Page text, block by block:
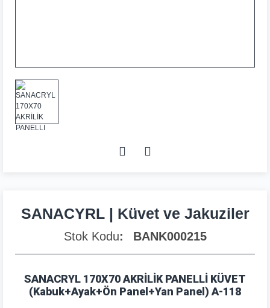
SANACYRL | Küvet ve Jakuziler
Stok Kodu BANK000215
SANACRYL 170X70 AKRİLİK PANELLİ KÜVET
(Kabuk+Ayak+Ön Panel+Yan Panel) A-118